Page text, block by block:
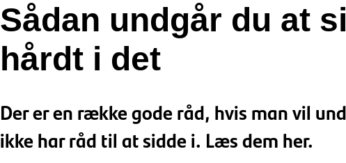
Sådan undgår du at
hårdt i det
Der er en række gode råd, hvis man vil
ikke har råd til at sidde i. Læs dem her.